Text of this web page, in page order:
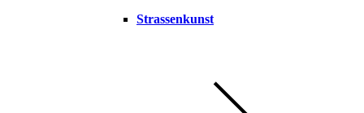
Strassenkunst